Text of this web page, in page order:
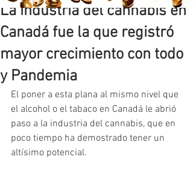
La industria del cannabis en
Canadá fue la que registró
mayor crecimiento con todo
y Pandemia
El poner a esta plana al mismo nivel que
el alcohol o el tabaco en Canadá le abrió
paso a la industria del cannabis, que en
poco tiempo ha demostrado tener un
altísimo potencial.